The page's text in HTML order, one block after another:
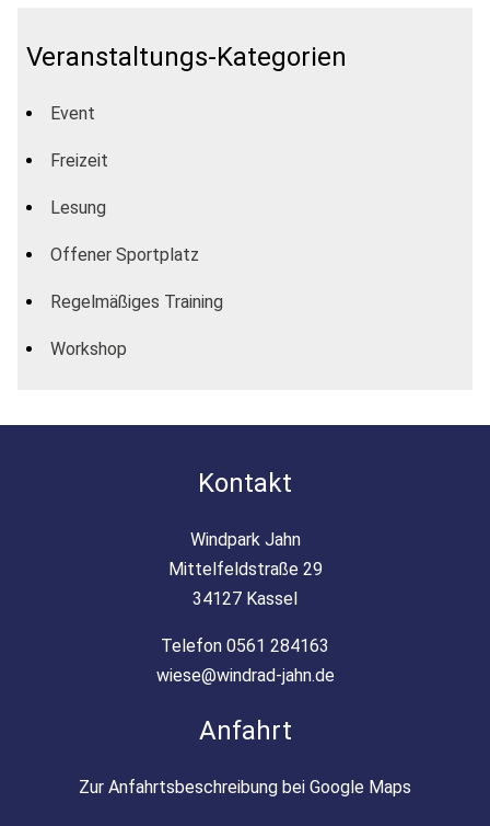
Veranstaltungs-Kategorien
Event
Freizeit
Lesung
Offener Sportplatz
Regelmäßiges Training
Workshop
Kontakt
Windpark Jahn
Mittelfeldstraße 29
34127 Kassel
Telefon 0561 284163
wiese@windrad-jahn.de
Anfahrt
Zur Anfahrtsbeschreibung bei Google Maps